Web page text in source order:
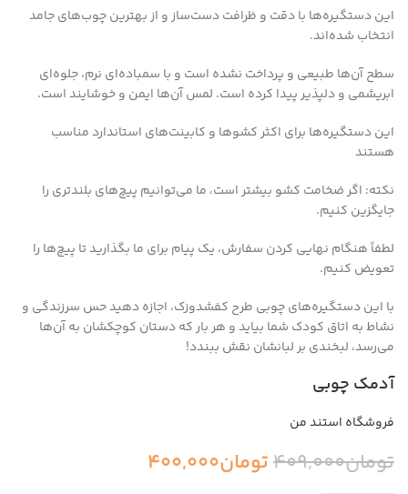
این دستگیره‌ها با دقت و ظرافت دست‌ساز و از بهترین چوب‌های جامد
انتخاب شده‌اند.
سطح آن‌ها طبیعی و پرداخت نشده است و با سمباده‌ای نرم، جلوه‌ای
ابریشمی و دلپذیر پیدا کرده است. لمس آن‌ها ایمن و خوشایند است.
این دستگیره‌ها برای اکثر کشوها و کابینت‌های استاندارد مناسب
هستند
نکته: اگر ضخامت کشو بیشتر است، ما می‌توانیم پیچ‌های بلندتری را
جایگزین کنیم.
لطفاً هنگام نهایی کردن سفارش، یک پیام برای ما بگذارید تا پیچ‌ها را
تعویض کنیم.
با این دستگیره‌های چوبی طرح کفشدوزک، اجازه دهید حس سرزندگی و
نشاط به اتاق کودک شما بیاید و هر بار که دستان کوچکشان به آن‌ها
می‌رسد، لبخندی بر لبانشان نقش ببندد!
آدمک چوبی
فروشگاه استند من
تومان409,000تومان400,000